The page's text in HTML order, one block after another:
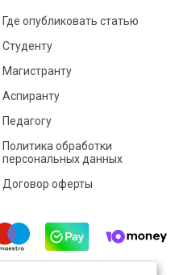
Где опубликовать статью
Студенту
Магистранту
Аспиранту
Педагогу
Политика обработки
персональных данных
Договор оферты